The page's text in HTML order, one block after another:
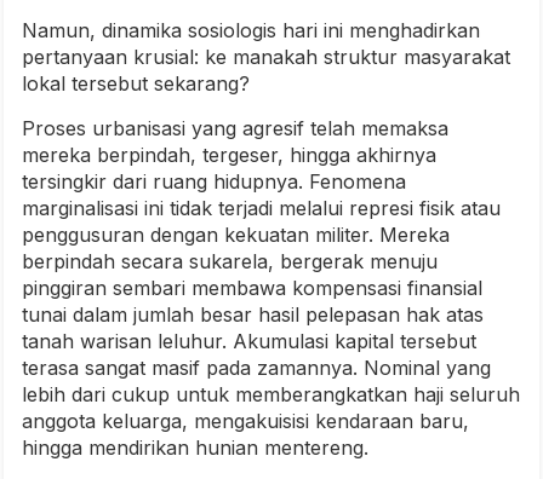
Namun, dinamika sosiologis hari ini menghadirkan
pertanyaan krusial: ke manakah struktur masyarakat
lokal tersebut sekarang?
Proses urbanisasi yang agresif telah memaksa
mereka berpindah, tergeser, hingga akhirnya
tersingkir dari ruang hidupnya. Fenomena
marginalisasi ini tidak terjadi melalui represi fisik atau
penggusuran dengan kekuatan militer. Mereka
berpindah secara sukarela, bergerak menuju
pinggiran sembari membawa kompensasi finansial
tunai dalam jumlah besar hasil pelepasan hak atas
tanah warisan leluhur. Akumulasi kapital tersebut
terasa sangat masif pada zamannya. Nominal yang
lebih dari cukup untuk memberangkatkan haji seluruh
anggota keluarga, mengakuisisi kendaraan baru,
hingga mendirikan hunian mentereng.